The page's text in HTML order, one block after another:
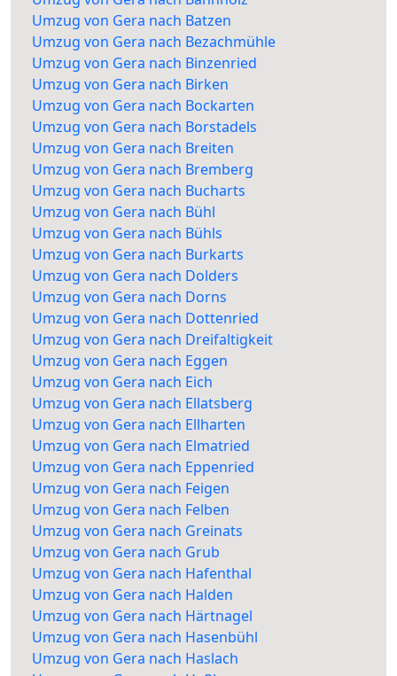
Umzug von Gera nach Batzen
Umzug von Gera nach Bezachmühle
Umzug von Gera nach Binzenried
Umzug von Gera nach Birken
Umzug von Gera nach Bockarten
Umzug von Gera nach Borstadels
Umzug von Gera nach Breiten
Umzug von Gera nach Bremberg
Umzug von Gera nach Bucharts
Umzug von Gera nach Bühl
Umzug von Gera nach Bühls
Umzug von Gera nach Burkarts
Umzug von Gera nach Dolders
Umzug von Gera nach Dorns
Umzug von Gera nach Dottenried
Umzug von Gera nach Dreifaltigkeit
Umzug von Gera nach Eggen
Umzug von Gera nach Eich
Umzug von Gera nach Ellatsberg
Umzug von Gera nach Ellharten
Umzug von Gera nach Elmatried
Umzug von Gera nach Eppenried
Umzug von Gera nach Feigen
Umzug von Gera nach Felben
Umzug von Gera nach Greinats
Umzug von Gera nach Grub
Umzug von Gera nach Hafenthal
Umzug von Gera nach Halden
Umzug von Gera nach Härtnagel
Umzug von Gera nach Hasenbühl
Umzug von Gera nach Haslach